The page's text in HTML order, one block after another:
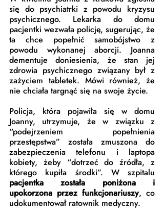
się do psychiatrki z powodu kryzysu
psychicznego. Lekarka do domu
pacjentki wezwała policję, sugerując, że
ta chce popełnić samobójstwo z
powodu wykonanej aborcji. Joanna
dementuje doniesienia, że stan jej
zdrowia psychicznego związany był z
zażyciem tabletek. Mówi również, że
nie chciała targnąć się na swoje życie.
Policja, która pojawiła się w domu
Joanny, utrzymuje, że w związku z
“podejrzeniem popełnienia
przestępstwa” została zmuszona do
zabezpieczenia telefonu i laptopa
kobiety, żeby “dotrzeć do źródła, z
pacjentka została poniżona i
upokorzona przez funkcjonariuszy, co
udokumentował ratownik medyczny.